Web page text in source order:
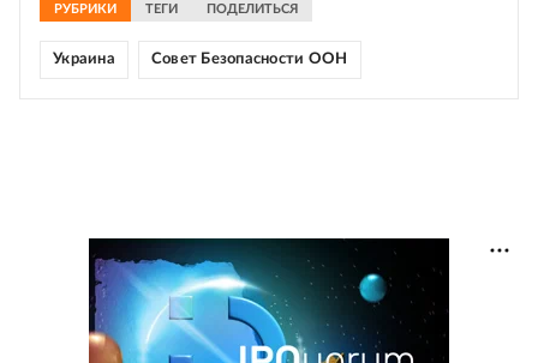
РУБРИКИ ТЕГИ ПОДЕЛИТЬСЯ
Украина Совет Безопасности ООН